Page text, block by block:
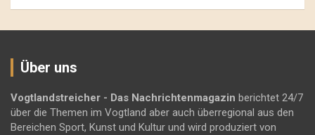
Über uns
Vogtlandstreicher - Das Nachrichtenmagazin berichtet 24/7
über die Themen im Vogtland aber auch überregional aus den
Bereichen Sport, Kunst und Kultur und wird produziert von